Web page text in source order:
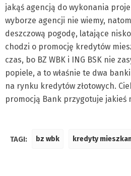
jakąś agencją do wykonania
wyborze agencji nie wiemy,
deszczową pogodę, latające
chodzi o promocję kredytów
czas, bo BZ WBK i ING BSK nie
popiele, a to właśnie te dwa
na rynku kredytów złotowych.
promocją Bank przygotuje jakieś
TAGI: bz wbk kredyty